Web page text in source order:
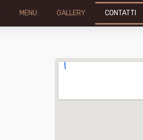
MENU GALLERY CONTATTI